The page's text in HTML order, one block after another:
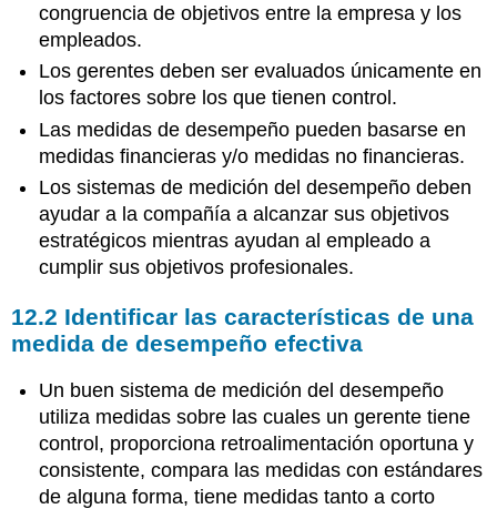
congruencia de objetivos entre la empresa y los
empleados.
Los gerentes deben ser evaluados únicamente en
los factores sobre los que tienen control.
Las medidas de desempeño pueden basarse en
medidas financieras y/o medidas no financieras.
Los sistemas de medición del desempeño deben
ayudar a la compañía a alcanzar sus objetivos
estratégicos mientras ayudan al empleado a
cumplir sus objetivos profesionales.
12.2 Identificar las características de una
medida de desempeño efectiva
Un buen sistema de medición del desempeño
utiliza medidas sobre las cuales un gerente tiene
control, proporciona retroalimentación oportuna y
consistente, compara las medidas con estándares
de alguna forma, tiene medidas tanto a corto